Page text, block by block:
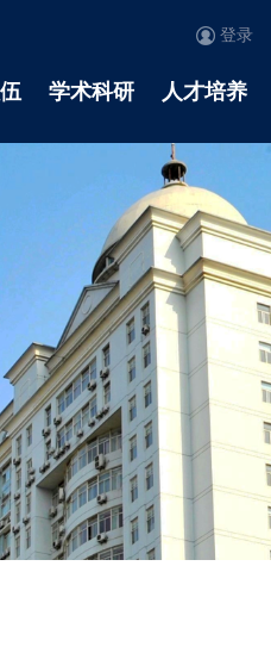
登录
学术科研 人才培养